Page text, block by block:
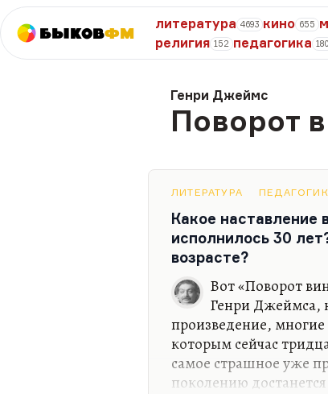
БыковФМ
литература 4693 кино 655
религия 152 педагогика 180
Генри Джеймс
Поворот
ЛИТЕРАТУРА
Какое
исполнилось 30
возрасте?
Вот «Поворот
Генри Джеймса,
произведение,
которым сейчас
самое страшное уже
поколению